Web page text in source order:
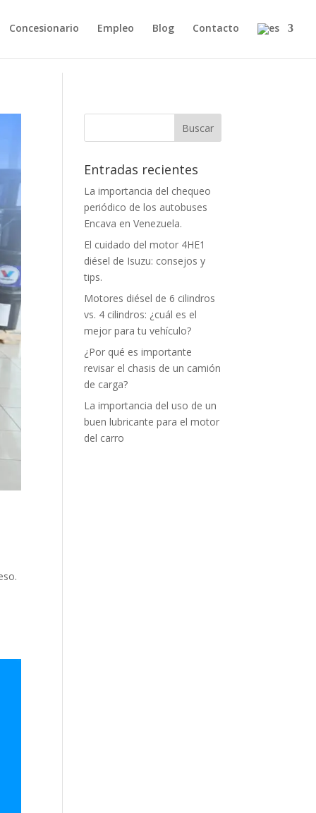
Concesionario Empleo Blog Contacto
Entradas recientes
La importancia del chequeo
periódico de los autobuses
Encava en Venezuela.
El cuidado del motor 4HE1
diésel de Isuzu: consejos y
tips.
Motores diésel de 6 cilindros
vs. 4 cilindros: ¿cuál es el
mejor para tu vehículo?
¿Por qué es importante
revisar el chasis de un camión
de carga?
La importancia del uso de un
buen lubricante para el motor
del carro